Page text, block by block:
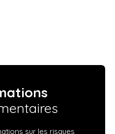
sur les risques